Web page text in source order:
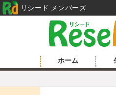
ホーム
リシード メンバーズ